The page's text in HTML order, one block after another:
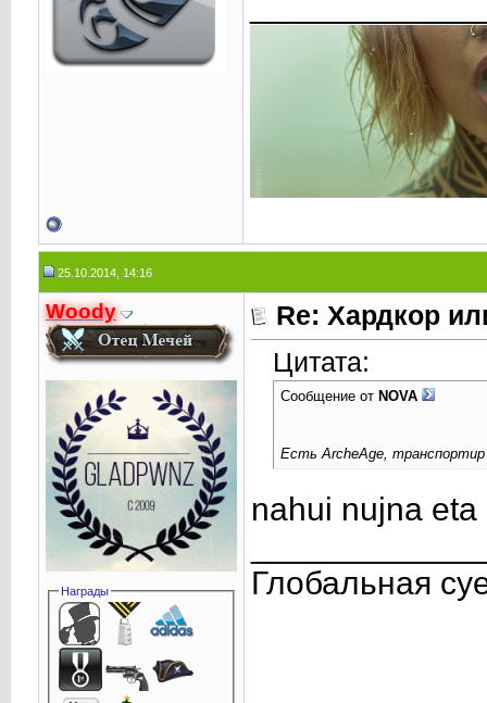
25.10.2014, 14:16
Woody
Награды
Re: Хардкор
Цитата:
Сообщение от NOVA
Есть ArcheAge,
nahui nujna
Глобальная